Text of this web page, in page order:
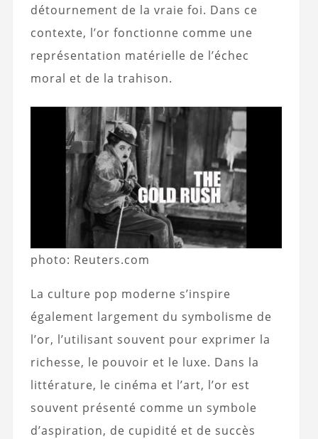
détournement de la vraie foi. Dans ce
contexte, l’or fonctionne comme une
représentation matérielle de l’échec
moral et de la trahison.
photo: Reuters.com
La culture pop moderne s’inspire
également largement du symbolisme de
l’or, l’utilisant souvent pour exprimer la
richesse, le pouvoir et le luxe. Dans la
littérature, le cinéma et l’art, l’or est
souvent présenté comme un symbole
d’aspiration, de cupidité et de succès